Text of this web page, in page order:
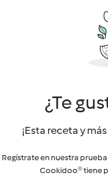
¿Te
¡Esta receta y
Regístrate en nuestra
Cookidoo® tiene